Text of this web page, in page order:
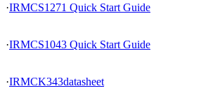
·IRMCS1271 Quick Start Guide
·IRMCS1043 Quick Start Guide
·IRMCK343datasheet